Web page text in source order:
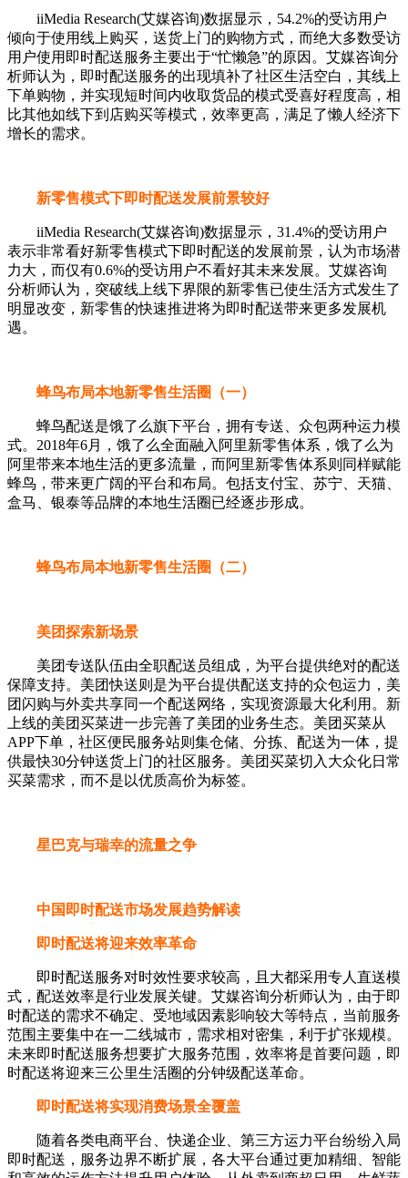
iiMedia Research(艾媒咨询)数据显示，54.2%的受访用户
倾向于使用线上购买，送货上门的购物方式，而绝大多数受访
用户使用即时配送服务主要出于“忙懒急”的原因。艾媒咨询分
析师认为，即时配送服务的出现填补了社区生活空白，其线上
下单购物，并实现短时间内收取货品的模式受喜好程度高，相
比其他如线下到店购买等模式，效率更高，满足了懒人经济下
增长的需求。
新零售模式下即时配送发展前景较好
iiMedia Research(艾媒咨询)数据显示，31.4%的受访用户
表示非常看好新零售模式下即时配送的发展前景，认为市场潜
力大，而仅有0.6%的受访用户不看好其未来发展。艾媒咨询
分析师认为，突破线上线下界限的新零售已使生活方式发生了
明显改变，新零售的快速推进将为即时配送带来更多发展机
遇。
蜂鸟布局本地新零售生活圈（一）
蜂鸟配送是饿了么旗下平台，拥有专送、众包两种运力模
式。2018年6月，饿了么全面融入阿里新零售体系，饿了么为
阿里带来本地生活的更多流量，而阿里新零售体系则同样赋能
蜂鸟，带来更广阔的平台和布局。包括支付宝、苏宁、天猫、
盒马、银泰等品牌的本地生活圈已经逐步形成。
蜂鸟布局本地新零售生活圈（二）
美团探索新场景
美团专送队伍由全职配送员组成，为平台提供绝对的配送
保障支持。美团快送则是为平台提供配送支持的众包运力，美
团闪购与外卖共享同一个配送网络，实现资源最大化利用。新
上线的美团买菜进一步完善了美团的业务生态。美团买菜从
APP下单，社区便民服务站则集仓储、分拣、配送为一体，提
供最快30分钟送货上门的社区服务。美团买菜切入大众化日常
买菜需求，而不是以优质高价为标签。
星巴克与瑞幸的流量之争
中国即时配送市场发展趋势解读
即时配送将迎来效率革命
即时配送服务对时效性要求较高，且大都采用专人直送模
式，配送效率是行业发展关键。艾媒咨询分析师认为，由于即
时配送的需求不确定、受地域因素影响较大等特点，当前服务
范围主要集中在一二线城市，需求相对密集，利于扩张规模。
未来即时配送服务想要扩大服务范围，效率将是首要问题，即
时配送将迎来三公里生活圈的分钟级配送革命。
即时配送将实现消费场景全覆盖
随着各类电商平台、快递企业、第三方运力平台纷纷入局
即时配送，服务边界不断扩展，各大平台通过更加精细、智能